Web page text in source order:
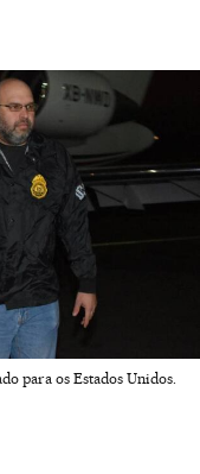
para os Estados Unidos.